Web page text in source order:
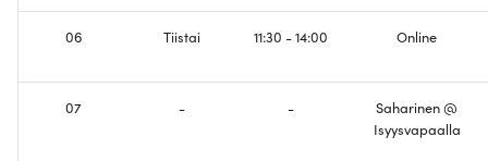
Border Gateway Protocol
toiminnallisutta
Tehdään verkosta Dual-
06 Tiistai 11:30 - 14:00 Online
07 - -
Saharinen @
Isyysvapaalla